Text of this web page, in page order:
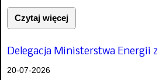
Czytaj więcej
Delegacja Ministerstwa Energii
20-07-2026